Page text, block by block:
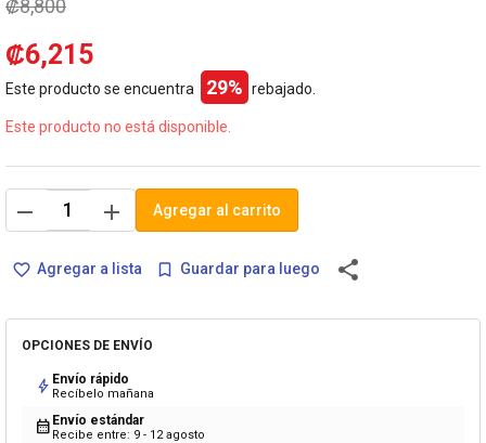
₡8,800
₡6,215
Este producto se encuentra 29% rebajado.
Este producto no está disponible.
remove add Agregar al carrito
favorite_border Agregar a lista bookmark_border Guardar para luego share
OPCIONES DE ENVÍO
bolt Envío rápido
Recíbelo mañana
calendar_month Envío estándar
Recibe entre: 9 - 12 agosto